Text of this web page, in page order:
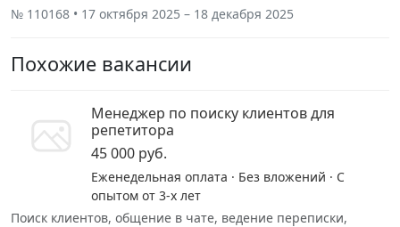
№ 110168 • 17 октября 2025 – 18 декабря 2025
Похожие вакансии
Менеджер по поиску клиентов для
репетитора
45 000 руб.
Еженедельная оплата · Без вложений · С
опытом от 3-х лет
Поиск клиентов, общение в чате, ведение переписки,